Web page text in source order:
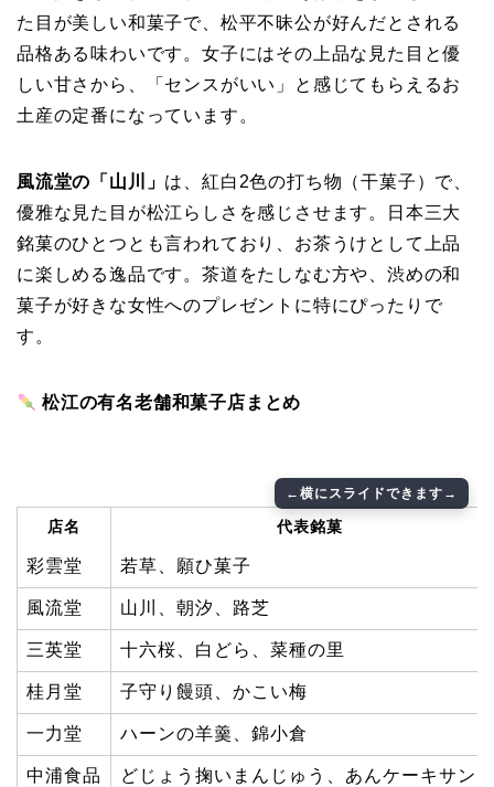
た目が美しい和菓子で、松平不昧公が好んだとされる
品格ある味わいです。女子にはその上品な見た目と優
しい甘さから、「センスがいい」と感じてもらえるお
土産の定番になっています。
風流堂の「山川」 は、紅白2色の打ち物（干菓子）で、
優雅な見た目が松江らしさを感じさせます。日本三大
銘菓のひとつとも言われており、お茶うけとして上品
に楽しめる逸品です。茶道をたしなむ方や、渋めの和
菓子が好きな女性へのプレゼントに特にぴったりで
す。
松江の有名老舗和菓子店まとめ
店名 代表銘菓
彩雲堂 若草、願ひ菓子
風流堂 山川、朝汐、路芝
三英堂 十六桜、白どら、菜種の里
桂月堂 子守り饅頭、かこい梅
一力堂 ハーンの羊羹、錦小倉
中浦食品 どじょう掬いまんじゅう、あんケーキサンド